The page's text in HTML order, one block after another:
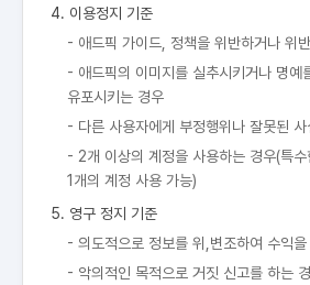
4. 이용정지 기준
- 애드픽 가이드, 정책을 위반하거나 위
- 애드픽의 이미지를 실추시키거나 명예
유포시키는 경우
- 다른 사용자에게 부정행위나 잘못된
- 2개 이상의 계정을 사용하는 경우(특
1개의 계정 사용 가능)
5. 영구 정지 기준
- 의도적으로 정보를 위,변조하여 수익을
- 악의적인 목적으로 거짓 신고를 하는